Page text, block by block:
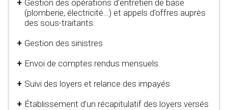
Gestion des opérations d’entretien de base
(plomberie, électricité…) et appels d’offres auprès
des sous-traitants.
Gestion des sinistres
Envoi de comptes rendus mensuels
Suivi des loyers et relance des impayés
Établissement d’un récapitulatif des loyers versés